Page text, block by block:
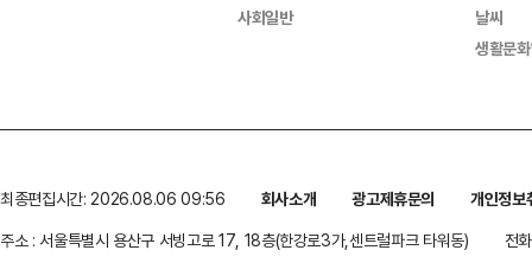
사회일반
날씨
생활문
최종편집시간: 2026.08.06 09:56 회사소개 광고제휴문의
개인정보
주소 : 서울특별시 용산구 서빙고로 17, 18층(한강로3가,센트럴파크 타워동)
전